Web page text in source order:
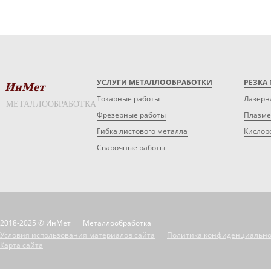
ИнМет
МЕТАЛЛООБРАБОТКА
УСЛУГИ МЕТАЛЛООБРАБОТКИ
Токарные работы
Фрезерные работы
Гибка листового металла
Сварочные работы
РЕЗКА
2018-2025 © ИнМет
Металлообработка
Условия использования материалов сайта
Политика
Карта сайта